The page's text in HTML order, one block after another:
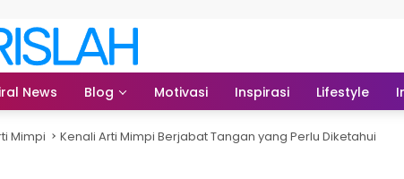
News Blog Motivasi Inspirasi Lifestyle
Mimpi Kenali Arti Mimpi Berjabat Tangan yang Perlu Diketahui